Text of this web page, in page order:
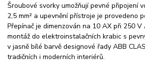
Šroubové svorky umožňují pevné připojení
2,5 mm² a upevnění přístroje je provedeno
Přepínač je dimenzován na 10 AX při 250 V
montáž do elektroinstalačních krabic s
v jasně bílé barvě designové řady ABB
tradičních i moderních interiérů.